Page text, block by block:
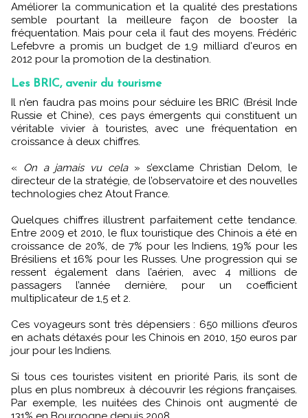
Améliorer la communication et la qualité des prestations
semble pourtant la meilleure façon de booster la
fréquentation. Mais pour cela il faut des moyens. Frédéric
Lefebvre a promis un budget de 1,9 milliard d'euros en
2012 pour la promotion de la destination.
Les BRIC, avenir du tourisme
Il n’en faudra pas moins pour séduire les BRIC (Brésil Inde
Russie et Chine), ces pays émergents qui constituent un
véritable vivier à touristes, avec une fréquentation en
croissance à deux chiffres.
« On a jamais vu cela» s’exclame Christian Delom, le
directeur de la stratégie, de l’observatoire et des nouvelles
technologies chez Atout France.
Quelques chiffres illustrent parfaitement cette tendance.
Entre 2009 et 2010, le flux touristique des Chinois a été en
croissance de 20%, de 7% pour les Indiens, 19% pour les
Brésiliens et 16% pour les Russes. Une progression qui se
ressent également dans l’aérien, avec 4 millions de
passagers l’année dernière, pour un coefficient
multiplicateur de 1,5 et 2.
Ces voyageurs sont très dépensiers : 650 millions d’euros
en achats détaxés pour les Chinois en 2010, 150 euros par
jour pour les Indiens.
Si tous ces touristes visitent en priorité Paris, ils sont de
plus en plus nombreux à découvrir les régions françaises.
Par exemple, les nuitées des Chinois ont augmenté de